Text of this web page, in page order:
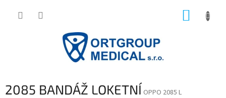
2085 BANDÁŽ LOKETNÍ OPPO 2085 L